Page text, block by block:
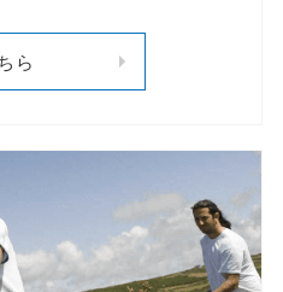
ら